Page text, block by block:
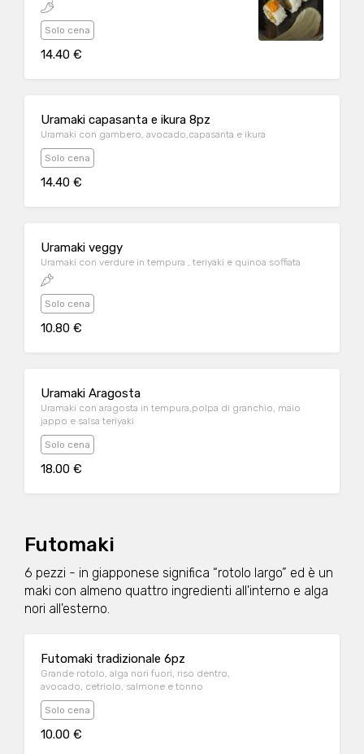
Solo cena
14.40 €
Uramaki capasanta e ikura 8pz
Uramaki con gambero, avocado,capasanta e ikura
Solo cena
14.40 €
Uramaki veggy
Uramaki con verdure in tempura , teriyaki e quinoa soffiata
Solo cena
10.80 €
Uramaki Aragosta
Uramaki con aragosta in tempura,polpa di granchio, maio
jappo e salsa teriyaki
Solo cena
18.00 €
Futomaki
6 pezzi - in giapponese significa “rotolo largo” ed è un
maki con almeno quattro ingredienti all'interno e alga
nori all'esterno.
Futomaki tradizionale 6pz
Grande rotolo, alga nori fuori, riso dentro,
avocado, cetriolo, salmone e tonno
Solo cena
10.00 €